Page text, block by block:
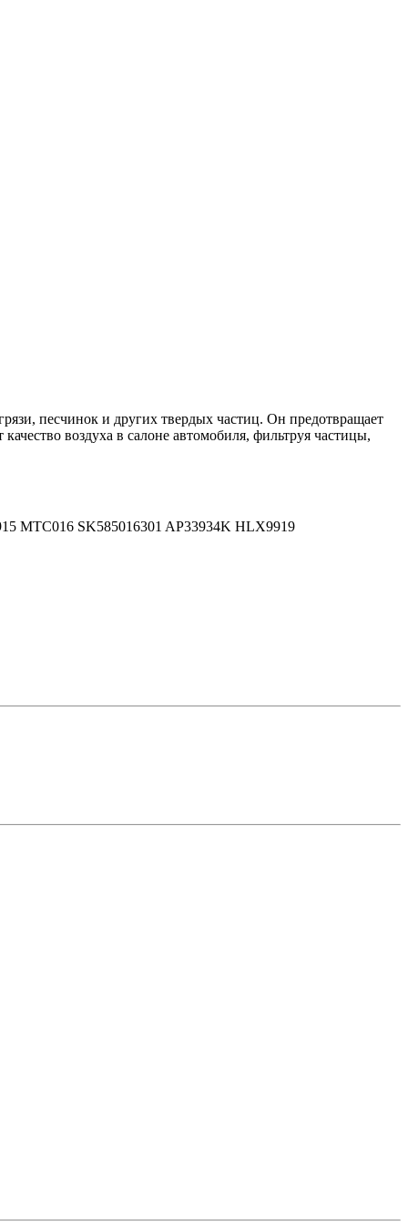
песчинок и других твердых частиц. Он предотвращает
воздуха в салоне автомобиля, фильтруя частицы,
MTC016 SK585016301 AP33934K HLX9919